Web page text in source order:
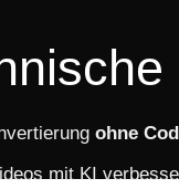
ohne
mit KI